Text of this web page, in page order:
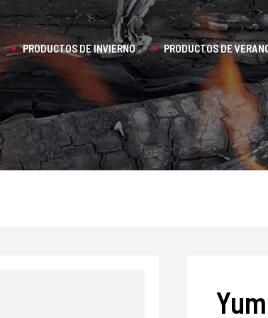
PRODUCTOS DE INVIERNO PRODUCTOS DE